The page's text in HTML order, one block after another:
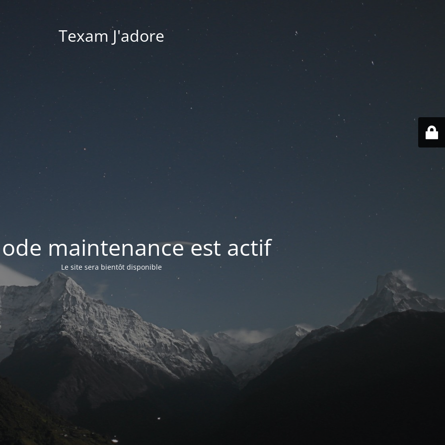
Texam J'adore
maintenance est actif
Le site sera bientôt disponible